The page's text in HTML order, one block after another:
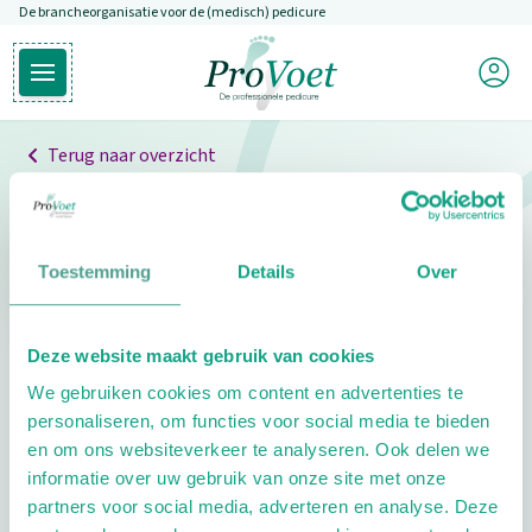
Toestemming Details Over
Deze website maakt gebruik van cookies
We gebruiken cookies om content en advertenties te
personaliseren, om functies voor social media te bieden
en om ons websiteverkeer te analyseren. Ook delen we
informatie over uw gebruik van onze site met onze
partners voor social media, adverteren en analyse. Deze
Overslaan en naar de inhoud gaan
De brancheorganisatie voor de (medisch) pedicure
Open hoofdmenu
Ga naar de homepagina
Mijn
Terug naar overzicht
Professionals
Pedicure niet gevonden
pedicure.